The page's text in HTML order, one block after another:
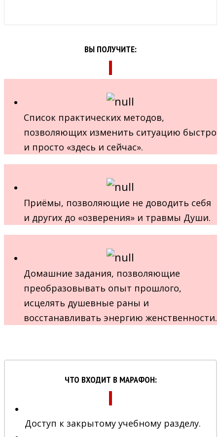
ВЫ ПОЛУЧИТЕ:
Список практических методов,
позволяющих изменить ситуацию быстро
и просто «здесь и сейчас».
Приёмы, позволяющие не доводить себя
и других до «озверения» и травмы Души.
Домашние задания, позволяющие
преобразовывать опыт прошлого,
исцелять душевные раны и
восстанавливать энергию женственности.
ЧТО ВХОДИТ В МАРАФОН:
Доступ к закрытому учебному разделу.